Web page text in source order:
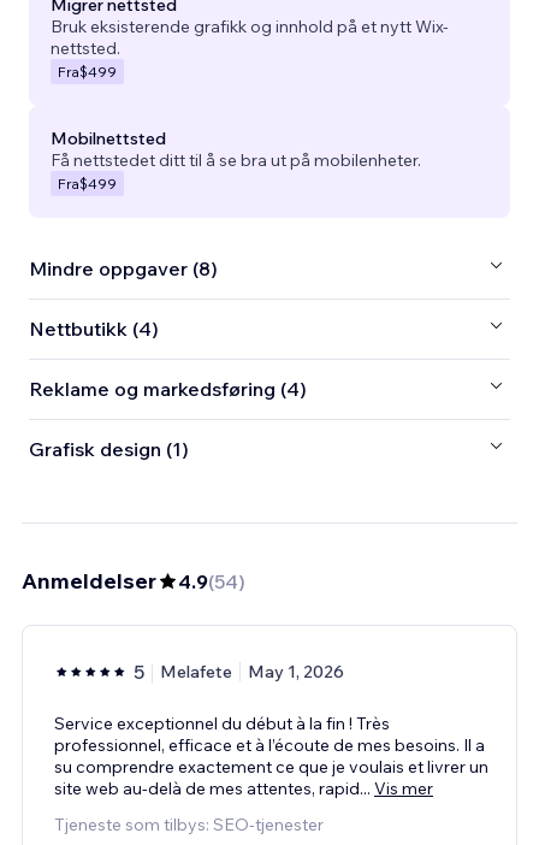
Migrer nettsted
Bruk eksisterende grafikk og innhold på et nytt Wix-
nettsted.
Fra$499
Mobilnettsted
Få nettstedet ditt til å se bra ut på mobilenheter.
Fra$499
Mindre oppgaver (8)
Nettbutikk (4)
Reklame og markedsføring (4)
Grafisk design (1)
Anmeldelser 4.9(54)
5 Melafete May 1, 2026
Service exceptionnel du début à la fin ! Très
professionnel, efficace et à l’écoute de mes besoins. Il a
su comprendre exactement ce que je voulais et livrer un
site web au-delà de mes attentes, rapid... Vis mer
Tjeneste som tilbys: SEO-tjenester